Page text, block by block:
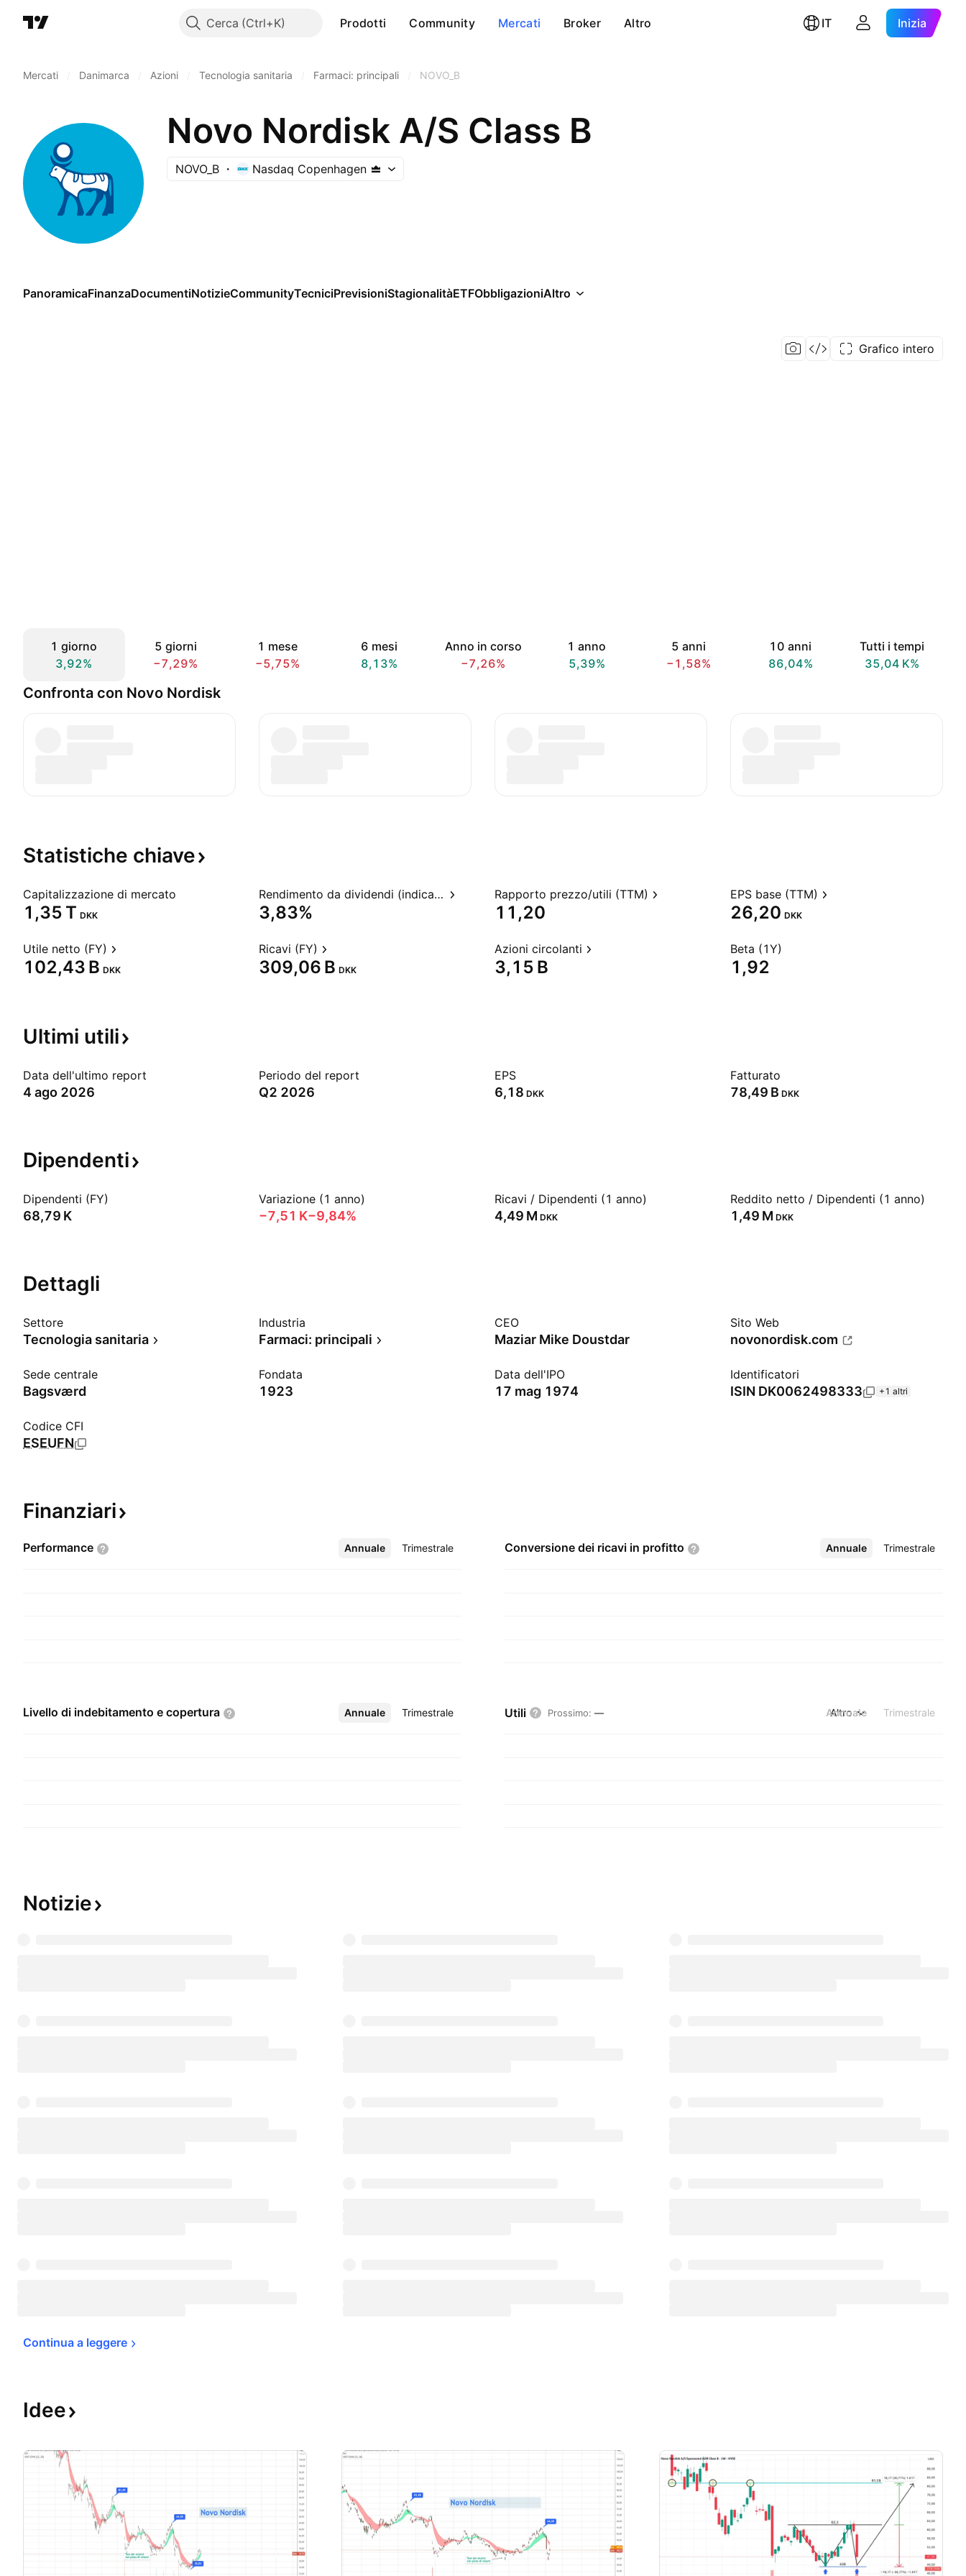
Cerca Prodotti Community Mercati Broker Altro IT Inizia
Mercati Danimarca Azioni Tecnologia sanitaria Farmaci: principali NOVO_B
Novo Nordisk A/S Class B
NOVO_B Nasdaq Copenhagen
PanoramicaFinanzaDocumentiNotizieCommunityTecniciPrevisioniStagionalitàETFObbligazioniAltro
Grafico intero
1 giorno
3,92%
5 giorni
−7,29%
1 mese
−5,75%
6 mesi
8,13%
Anno in corso
−7,26%
1 anno
5,39%
5 anni
−1,58%
10 anni
86,04%
Tutti i tempi
‪35,04 K‬%
Confronta con Novo Nordisk
Statistiche chiave
Capitalizzazione di mercato
‪1,35 T‬ DKK
Rendimento da dividendi (indicato)
3,83%
Rapporto prezzo/utili (TTM)
11,20
EPS base (TTM)
26,20 DKK
Utile netto (FY)
‪102,43 B‬ DKK
Ricavi (FY)
‪309,06 B‬ DKK
Azioni circolanti
‪3,15 B‬
Beta (1Y)
1,92
Ultimi utili
Data dell'ultimo report
4 ago 2026
Periodo del report
Q2 2026
EPS
6,18 DKK
Fatturato
‪78,49 B‬ DKK
Dipendenti
Dipendenti (FY)
‪68,79 K‬
Variazione (1 anno)
‪−7,51 K‬−9,84%
Ricavi / Dipendenti (1 anno)
‪4,49 M‬ DKK
Reddito netto / Dipendenti (1 anno)
‪1,49 M‬ DKK
Dettagli
Settore
Tecnologia sanitaria
Industria
Farmaci: principali
CEO
Maziar Mike Doustdar
Sito Web
novonordisk.com
Sede centrale
Bagsværd
Fondata
1923
Data dell'IPO
17 mag 1974
Identificatori
ISIN DK0062498333 +1 altri
Codice CFI
ESEUFN
Finanziari
Performance Annuale Trimestrale
Altro Conversione dei ricavi in profitto Annuale Trimestrale
Altro
Livello di indebitamento e copertura Annuale Trimestrale
Altro Utili Prossimo: — Annuale Trimestrale
Altro
Notizie
Continua a leggere
Idee